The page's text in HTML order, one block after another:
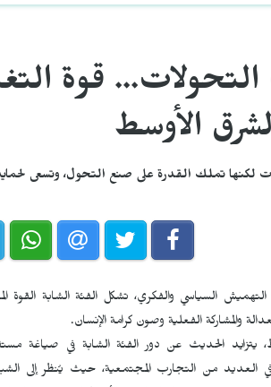
قوة
الأوسط
لكنها تملك القدرة على صنع التحول، وتسعى
السياسي والفكري، تشكل الفئة الشابة القوة
والمشاركة الفعلية وصون كرامة الإنسان.
يتزايد الحديث عن دور الفئة الشابة في صياغة
العديد من التجارب المجتمعية، حيث يُنظر إلى